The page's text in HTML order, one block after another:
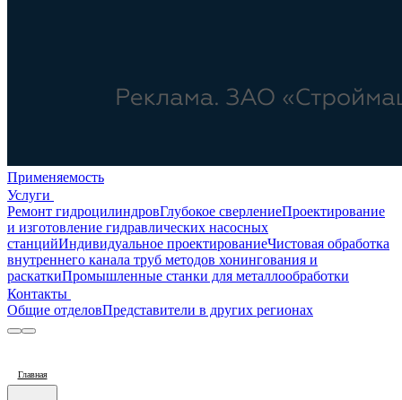
Применяемость
Услуги
Ремонт гидроцилиндровГлубокое сверлениеПроектирование
и изготовление гидравлических насосных
станцийИндивидуальное проектированиеЧистовая обработка
внутреннего канала труб методов хонингования и
раскаткиПромышленные станки для металлообработки
Контакты
Общие отделовПредставители в других регионах
Главная